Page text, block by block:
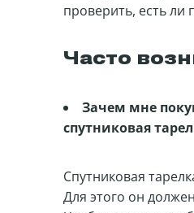
проверить, есть
Часто
Зачем мне
спутниковая
Спутниковая
Для этого он